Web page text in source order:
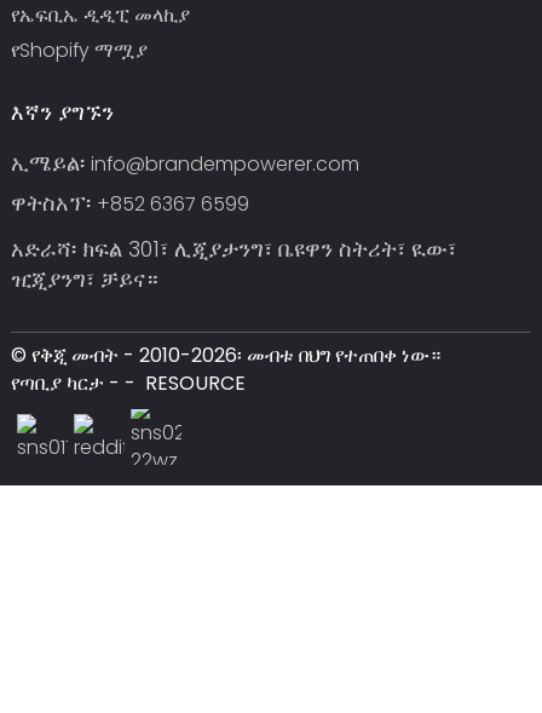
የኤፍቢኤ ዲዲፒ መላኪያ
የShopify ማሟያ
እኛን ያግኙን
ኢሜይል፡ info@brandempowerer.com
ዋትስአፕ፡ +852 6367 6599
አድራሻ፡ ክፍል 301፣ ሊጂያታንግ፣ ቤዩዋን ስትሪት፣ ዪው፣
ዢጂያንግ፣ ቻይና።
© የቅጂ መብት - 2010-2026፡ መብቱ በህግ የተጠበቀ ነው።
የጣቢያ ካርታ - - RESOURCE